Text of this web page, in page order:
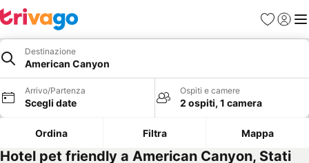
PreferitiAccedi
Destinazione
American Canyon
Arrivo/Partenza
Scegli date
Ospiti e camere
2 ospiti, 1 camera
Ordina Filtra Mappa
Hotel pet friendly a American Canyon, Stati